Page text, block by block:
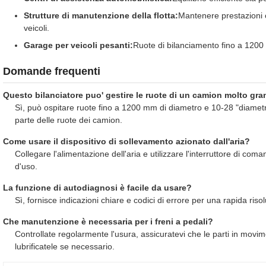
Strutture di manutenzione della flotta:Mantenere
veicoli.
Garage per veicoli pesanti:Ruote di bilanciamento fino a
Domande frequenti
Questo bilanciatore puo' gestire le ruote di un camion molto
Sì, può ospitare ruote fino a 1200 mm di diametro e 10-28
parte delle ruote dei camion.
Come usare il dispositivo di sollevamento azionato dall'aria?
Collegare l'alimentazione dell'aria e utilizzare l'interruttore di
d'uso.
La funzione di autodiagnosi è facile da usare?
Sì, fornisce indicazioni chiare e codici di errore per una rapida
Che manutenzione è necessaria per i freni a pedali?
Controllate regolarmente l'usura, assicuratevi che le parti in
lubrificatele se necessario.